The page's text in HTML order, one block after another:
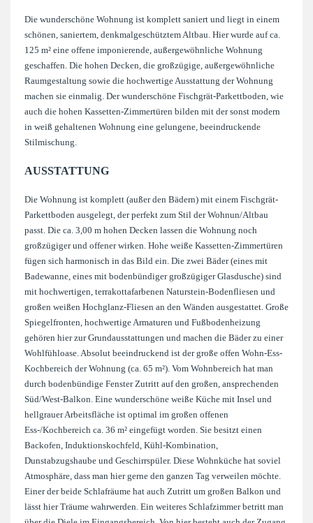
Die wunderschöne Wohnung ist komplett saniert und liegt in einem
schönen, saniertem, denkmalgeschütztem Altbau. Hier wurde auf ca.
125 m² eine offene imponierende, außergewöhnliche Wohnung
geschaffen. Die hohen Decken, die großzügige, außergewöhnliche
Raumgestaltung sowie die hochwertige Ausstattung der Wohnung
machen sie einmalig. Der wunderschöne Fischgrät-Parkettboden, wie
auch die hohen Kassetten-Zimmertüren bilden mit der sonst modern
in weiß gehaltenen Wohnung eine gelungene, beeindruckende
Stilmischung.
AUSSTATTUNG
Die Wohnung ist komplett (außer den Bädern) mit einem Fischgrät-
Parkettboden ausgelegt, der perfekt zum Stil der Wohnun/Altbau
passt. Die ca. 3,00 m hohen Decken lassen die Wohnung noch
großzügiger und offener wirken. Hohe weiße Kassetten-Zimmertüren
fügen sich harmonisch in das Bild ein. Die zwei Bäder (eines mit
Badewanne, eines mit bodenbündiger großzügiger Glasdusche) sind
mit hochwertigen, terrakottafarbenen Naturstein-Bodenfliesen und
großen weißen Hochglanz-Fliesen an den Wänden ausgestattet. Große
Spiegelfronten, hochwertige Armaturen und Fußbodenheizung
gehören hier zur Grundausstattungen und machen die Bäder zu einer
Wohlfühloase. Absolut beeindruckend ist der große offen Wohn-Ess-
Kochbereich der Wohnung (ca. 65 m²). Vom Wohnbereich hat man
durch bodenbündige Fenster Zutritt auf den großen, ansprechenden
Süd/West-Balkon. Eine wunderschöne weiße Küche mit Insel und
hellgrauer Arbeitsfläche ist optimal im großen offenen
Ess-/Kochbereich ca. 36 m² eingefügt worden. Sie besitzt einen
Backofen, Induktionskochfeld, Kühl-Kombination,
Dunstabzugshaube und Geschirrspüler. Diese Wohnküche hat soviel
Atmosphäre, dass man hier gerne den ganzen Tag verweilen möchte.
Einer der beide Schlafräume hat auch Zutritt um großen Balkon und
lässt hier Träume wahrwerden. Ein weiteres Schlafzimmer betritt man